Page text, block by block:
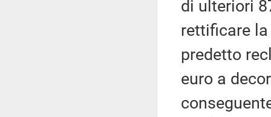
di ulteriori
rettificare
predetto
euro a